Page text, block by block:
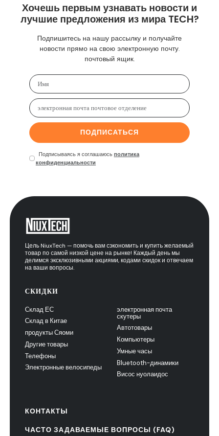
Хочешь первым узнавать новости и
лучшие предложения из мира TECH?
Подпишитесь на нашу рассылку и получайте
новости прямо на свою электронную почту.
почтовый ящик.
ПОДПИСАТЬСЯ
Подписываясь я соглашаюсь политика
конфиденциальности
Цель NiuxTech — помочь вам сэкономить и купить желаемый
товар по самой низкой цене на рынке! Каждый день мы
делимся эксклюзивными акциями, кодами скидок и отвечаем
на ваши вопросы.
СКИДКИ
Склад ЕС
Склад в Китае
продукты Сяоми
Другие товары
Телефоны
Электронные велосипеды
электронная почта
скутеры
Автотовары
Компьютеры
Умные часы
Bluetooth-динамики
Висос нуолаидос
КОНТАКТЫ
ЧАСТО ЗАДАВАЕМЫЕ ВОПРОСЫ (FAQ)